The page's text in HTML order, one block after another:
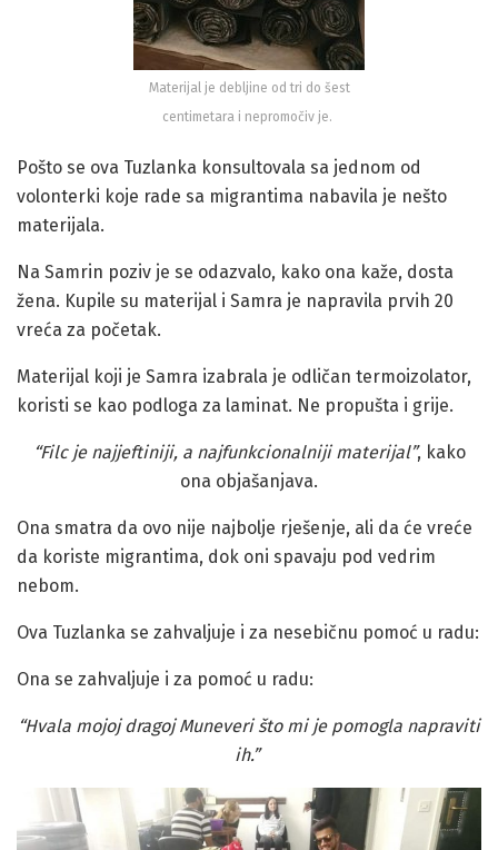
Materijal je debljine od tri do šest
centimetara i nepromočiv je.
Pošto se ova Tuzlanka konsultovala sa jednom od
volonterki koje rade sa migrantima nabavila je nešto
materijala.
Na Samrin poziv je se odazvalo, kako ona kaže, dosta
žena. Kupile su materijal i Samra je napravila prvih 20
vreća za početak.
Materijal koji je Samra izabrala je odličan termoizolator,
koristi se kao podloga za laminat. Ne propušta i grije.
“Filc je najjeftiniji, a najfunkcionalniji materijal”, kako
ona objašanjava.
Ona smatra da ovo nije najbolje rješenje, ali da će vreće
da koriste migrantima, dok oni spavaju pod vedrim
nebom.
Ova Tuzlanka se zahvaljuje i za nesebičnu pomoć u radu:
Ona se zahvaljuje i za pomoć u radu:
“Hvala mojoj dragoj Muneveri što mi je pomogla napraviti
ih.”